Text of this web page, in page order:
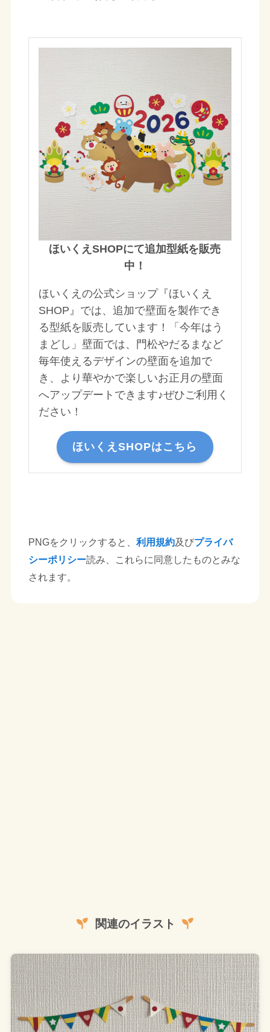
ほいくえSHOPにて追加型紙を販売
中！
ほいくえの公式ショップ『ほいくえ
SHOP』では、追加で壁面を製作でき
る型紙を販売しています！「今年はう
まどし」壁面では、門松やだるまなど
毎年使えるデザインの壁面を追加で
き、より華やかで楽しいお正月の壁面
へアップデートできます♪ぜひご利用く
ださい！
ほいくえSHOPはこちら
PNGをクリックすると、 利用規約及びプライバ
シーポリシー読み、これらに同意したものとみな
されます。
関連のイラスト